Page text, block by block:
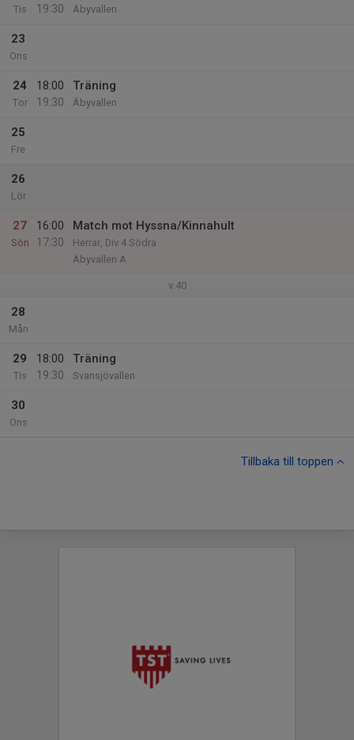
Tis
19:30
Äbyvallen
23
Ons
24
Tor
18:00
19:30
Träning
Äbyvallen
25
Fre
26
Lör
27
Sön
16:00
17:30
Match mot Hyssna/Kinnahult
Herrar, Div 4 Södra
Äbyvallen A
v.40
28
Mån
29
Tis
18:00
19:30
Träning
Svansjövallen
30
Ons
Tillbaka till toppen